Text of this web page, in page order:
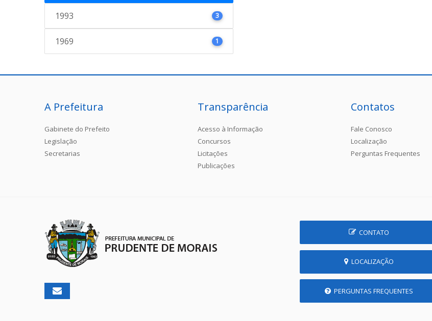
1993 3
1969 1
A Prefeitura
Gabinete do Prefeito
Legislação
Secretarias
Transparência
Acesso à Informação
Concursos
Licitações
Publicações
Contatos
Fale Conosco
Localização
Perguntas Frequentes
CONTATO
LOCALIZAÇÃO
PERGUNTAS FREQUENTES